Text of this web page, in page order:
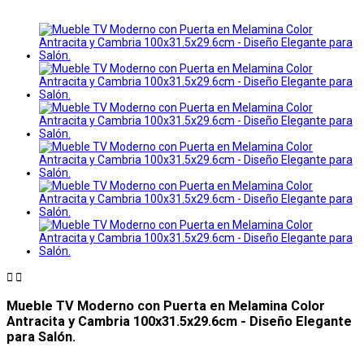
 
Mueble TV Moderno con Puerta en Melamina Color
Antracita y Cambria 100x31.5x29.6cm - Diseño Elegante
para Salón.